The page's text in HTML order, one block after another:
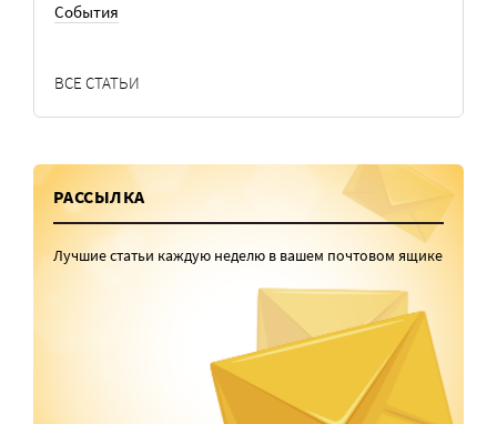
События
ВСЕ СТАТЬИ
РАССЫЛКА
Лучшие статьи каждую неделю в вашем почтовом ящике